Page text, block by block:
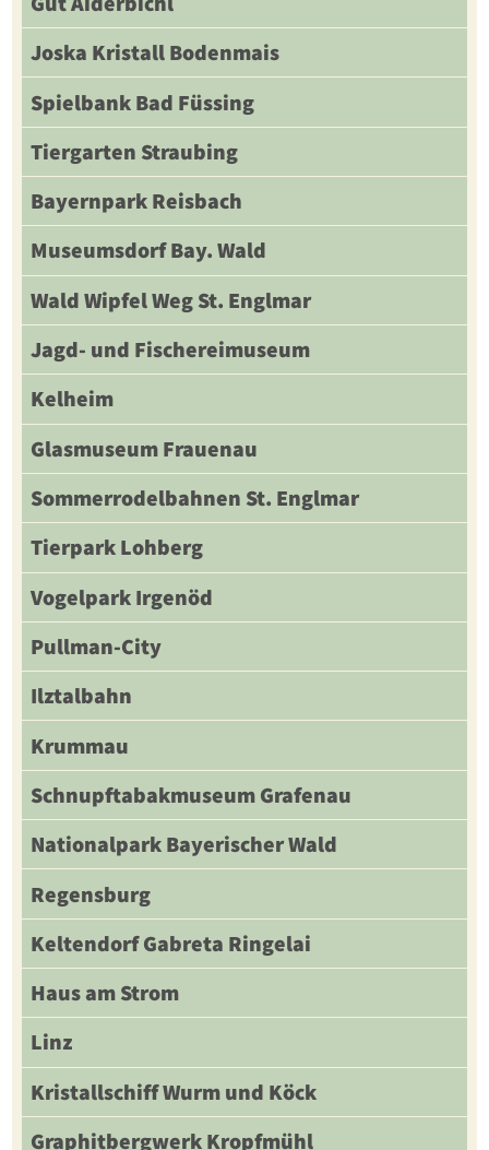
Joska Kristall Bodenmais
Spielbank Bad Füssing
Tiergarten Straubing
Bayernpark Reisbach
Museumsdorf Bay. Wald
Wald Wipfel Weg St. Englmar
Jagd- und Fischereimuseum
Kelheim
Glasmuseum Frauenau
Sommerrodelbahnen St. Englmar
Tierpark Lohberg
Vogelpark Irgenöd
Pullman-City
Ilztalbahn
Krummau
Schnupftabakmuseum Grafenau
Nationalpark Bayerischer Wald
Regensburg
Keltendorf Gabreta Ringelai
Haus am Strom
Linz
Kristallschiff Wurm und Köck
Graphitbergwerk Kropfmühl